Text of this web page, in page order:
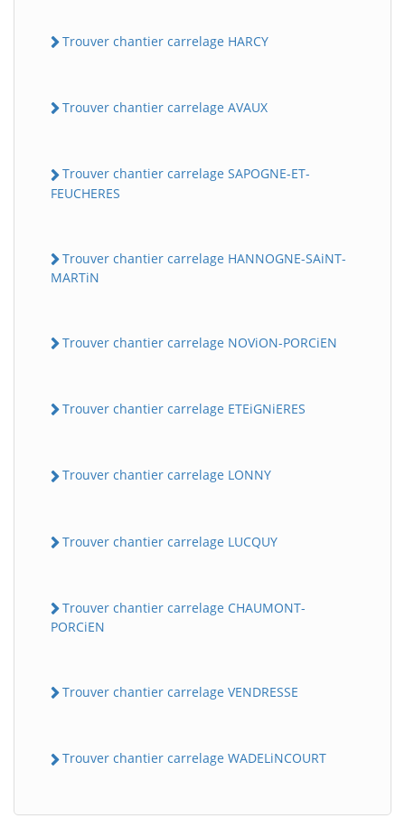
Trouver chantier carrelage HARCY
Trouver chantier carrelage AVAUX
Trouver chantier carrelage SAPOGNE-ET-
FEUCHERES
Trouver chantier carrelage HANNOGNE-SAiNT-
MARTiN
Trouver chantier carrelage NOViON-PORCiEN
Trouver chantier carrelage ETEiGNiERES
Trouver chantier carrelage LONNY
Trouver chantier carrelage LUCQUY
Trouver chantier carrelage CHAUMONT-
PORCiEN
Trouver chantier carrelage VENDRESSE
Trouver chantier carrelage WADELiNCOURT